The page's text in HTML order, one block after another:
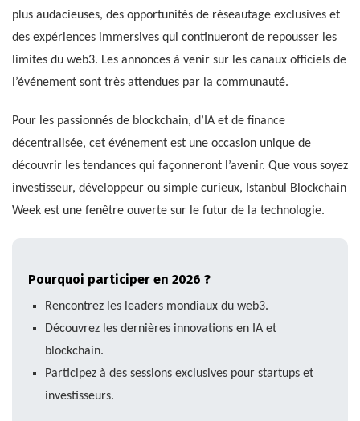
plus audacieuses, des opportunités de réseautage exclusives et
des expériences immersives qui continueront de repousser les
limites du web3. Les annonces à venir sur les canaux officiels de
l’événement sont très attendues par la communauté.
Pour les passionnés de blockchain, d’IA et de finance
décentralisée, cet événement est une occasion unique de
découvrir les tendances qui façonneront l’avenir. Que vous soyez
investisseur, développeur ou simple curieux, Istanbul Blockchain
Week est une fenêtre ouverte sur le futur de la technologie.
Pourquoi participer en 2026 ?
Rencontrez les leaders mondiaux du web3.
Découvrez les dernières innovations en IA et
blockchain.
Participez à des sessions exclusives pour startups et
investisseurs.